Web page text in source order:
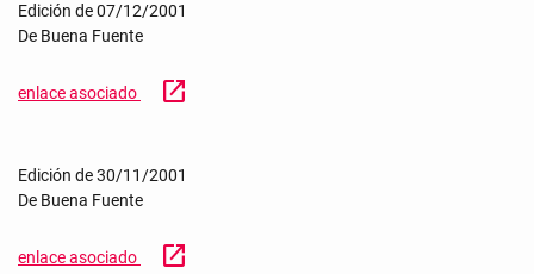
Edición de 07/12/2001
De Buena Fuente
enlace asociado open_in_new
Edición de 30/11/2001
De Buena Fuente
enlace asociado open_in_new